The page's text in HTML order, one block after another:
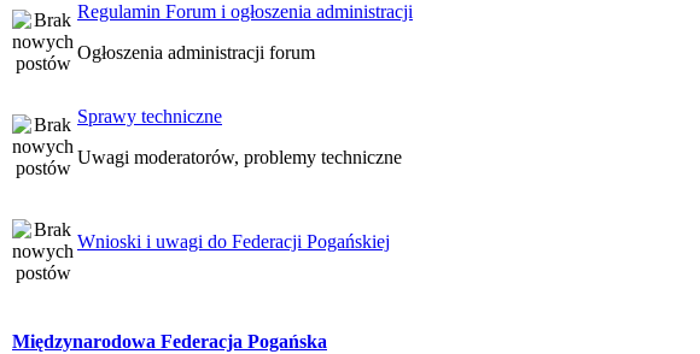
Regulamin Forum i ogłoszenia administracji
Ogłoszenia administracji forum
Sprawy techniczne
Uwagi moderatorów, problemy techniczne
Wnioski i uwagi do Federacji Pogańskiej
Międzynarodowa Federacja Pogańska